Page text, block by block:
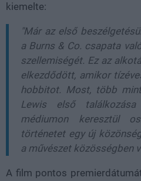
kiemelte:
"Már az első
a Burns & Co. csapata
szellemiségét. Ez az
elkezdődött, amikor
hobbitot. Most, több
Lewis első
médiumon keresztül
történetet egy új
a művészet közösségben
A film pontos